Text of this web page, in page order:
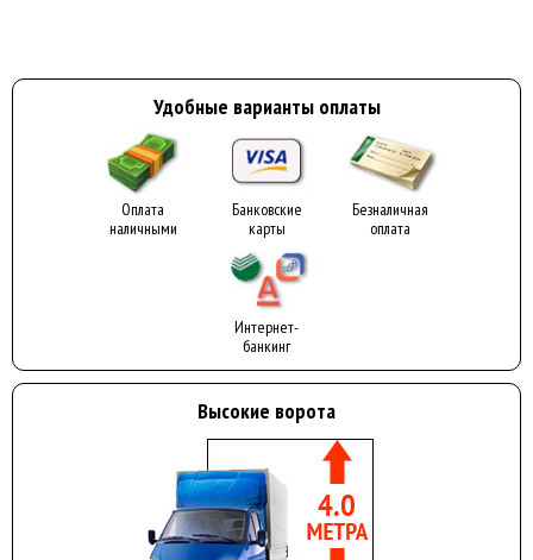
Удобные варианты оплаты
Оплата
наличными
Банковские
карты
Безналичная
оплата
Интернет-
банкинг
Высокие ворота